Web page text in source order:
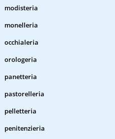
modisteria
monelleria
occhialeria
orologeria
panetteria
pastorelleria
pelletteria
penitenzieria